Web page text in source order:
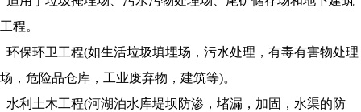
工程。
环保环卫工程(如生活垃圾填埋场，污水处理，有毒有害物处理
场，危险品仓库，工业废弃物，建筑等)。
水利土木工程(河湖泊水库堤坝防渗，堵漏，加固，水渠的防